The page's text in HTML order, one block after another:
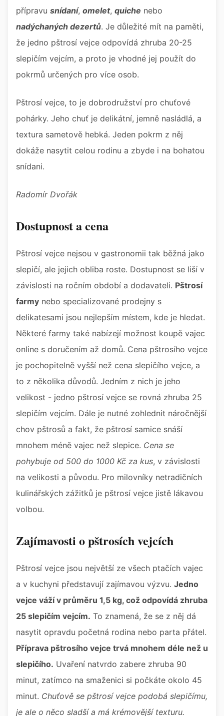
přípravu snídaní, omelet, quiche nebo
nadýchaných dezertů. Je důležité mít na paměti,
že jedno pštrosí vejce odpovídá zhruba 20-25
slepičím vejcím, a proto je vhodné jej použít do
pokrmů určených pro více osob.
Pštrosí vejce, to je dobrodružství pro chuťové
pohárky. Jeho chuť je delikátní, jemně nasládlá, a
textura sametově hebká. Jeden pokrm z něj
dokáže nasytit celou rodinu a zbyde i na bohatou
snídani.
Radomír Dvořák
Dostupnost a cena
Pštrosí vejce nejsou v gastronomii tak běžná jako
slepičí, ale jejich obliba roste. Dostupnost se liší v
závislosti na ročním období a dodavateli. Pštrosí
farmy nebo specializované prodejny s
delikatesami jsou nejlepším místem, kde je hledat.
Některé farmy také nabízejí možnost koupě vajec
online s doručením až domů. Cena pštrosího vejce
je pochopitelně vyšší než cena slepičího vejce, a
to z několika důvodů. Jedním z nich je jeho
velikost - jedno pštrosí vejce se rovná zhruba 25
slepičím vejcím. Dále je nutné zohlednit náročnější
chov pštrosů a fakt, že pštrosí samice snáší
mnohem méně vajec než slepice. Cena se
pohybuje od 500 do 1000 Kč za kus, v závislosti
na velikosti a původu. Pro milovníky netradičních
kulinářských zážitků je pštrosí vejce jistě lákavou
volbou.
Zajímavosti o pštrosích vejcích
Pštrosí vejce jsou největší ze všech ptačích vajec
a v kuchyni představují zajímavou výzvu. Jedno
vejce váží v průměru 1,5 kg, což odpovídá zhruba
25 slepičím vejcím. To znamená, že se z něj dá
nasytit opravdu početná rodina nebo parta přátel.
Příprava pštrosího vejce trvá mnohem déle než u
slepičího. Uvaření natvrdo zabere zhruba 90
minut, zatímco na smaženici si počkáte okolo 45
minut. Chuťově se pštrosí vejce podobá slepičímu,
je ale o něco sladší a má krémovější texturu.